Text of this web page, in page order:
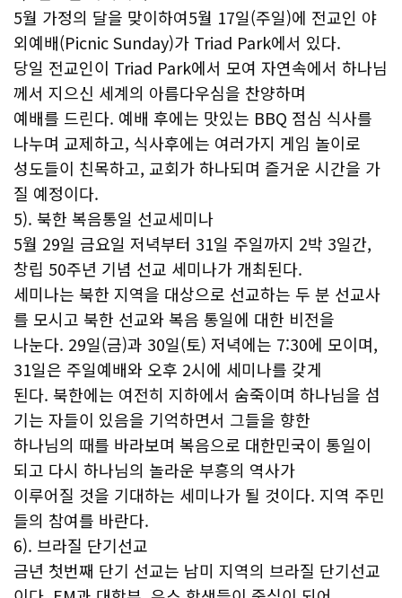
5월 가정의 달을 맞이하여5월 17일(주일)에 전교인 야
외예배(Picnic Sunday)가 Triad Park에서 있다.
당일 전교인이 Triad Park에서 모여 자연속에서 하나님
께서 지으신 세계의 아름다우심을 찬양하며
예배를 드린다. 예배 후에는 맛있는 BBQ 점심 식사를
나누며 교제하고, 식사후에는 여러가지 게임 놀이로
성도들이 친목하고, 교회가 하나되며 즐거운 시간을 가
질 예정이다.
5). 북한 복음통일 선교세미나
5월 29일 금요일 저녁부터 31일 주일까지 2박 3일간,
창립 50주년 기념 선교 세미나가 개최된다.
세미나는 북한 지역을 대상으로 선교하는 두 분 선교사
를 모시고 북한 선교와 복음 통일에 대한 비전을
나눈다. 29일(금)과 30일(토) 저녁에는 7:30에 모이며,
31일은 주일예배와 오후 2시에 세미나를 갖게
된다. 북한에는 여전히 지하에서 숨죽이며 하나님을 섬
기는 자들이 있음을 기억하면서 그들을 향한
하나님의 때를 바라보며 복음으로 대한민국이 통일이
되고 다시 하나님의 놀라운 부흥의 역사가
이루어질 것을 기대하는 세미나가 될 것이다. 지역 주민
들의 참여를 바란다.
6). 브라질 단기선교
금년 첫번째 단기 선교는 남미 지역의 브라질 단기선교